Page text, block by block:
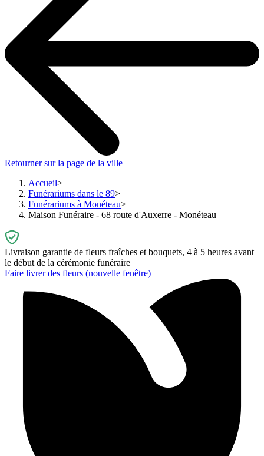
Retourner sur la page de la ville
Accueil
Funérariums dans le 89
Funérariums à Monéteau
Maison Funéraire - 68 route d'Auxerre - Monéteau
Livraison garantie de fleurs fraîches et bouquets, 4 à 5 heures avant
le début de la cérémonie funéraire
Faire livrer des fleurs (nouvelle fenêtre)